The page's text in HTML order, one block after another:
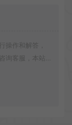
操作和解答，
询客服，本站